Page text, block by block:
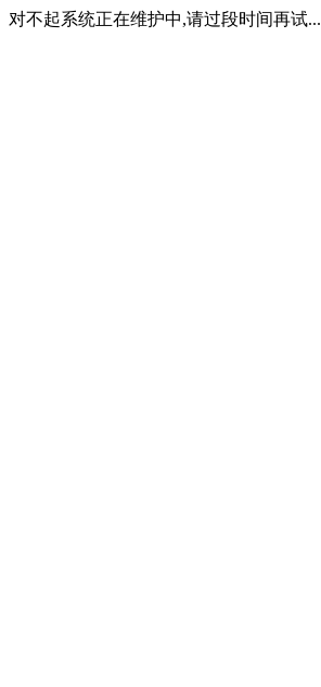
对不起系统正在维护中,请过段时间再试...